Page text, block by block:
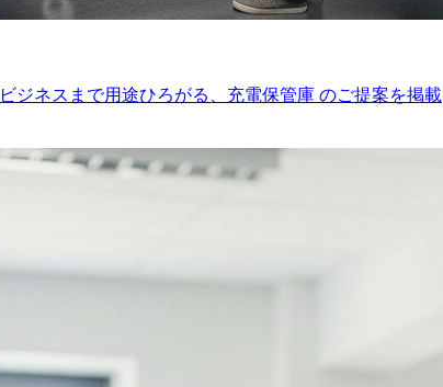
ジネスまで用途ひろがる、充電保管庫 のご提案を掲載